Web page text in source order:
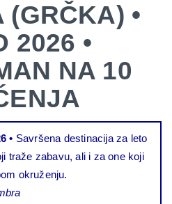
•
2026 •
NA 10
• Savršena destinacija za leto
traže zabavu, ali i za one koji
okruženju.